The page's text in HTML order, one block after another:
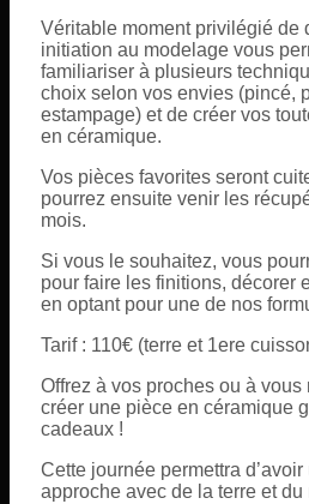
Véritable moment privilégié de
initiation au modelage vous
familiariser à plusieurs
choix selon vos envies (pincé,
estampage) et de créer vos
en céramique.
Vos pièces favorites seront
pourrez ensuite venir les
mois.
Si vous le souhaitez, vous
pour faire les finitions, décorer
en optant pour une de nos
Tarif : 110€ (terre et 1ere
Offrez à vos proches ou à vous
créer une pièce en céramique
cadeaux !
Cette journée permettra
approche avec de la terre et du